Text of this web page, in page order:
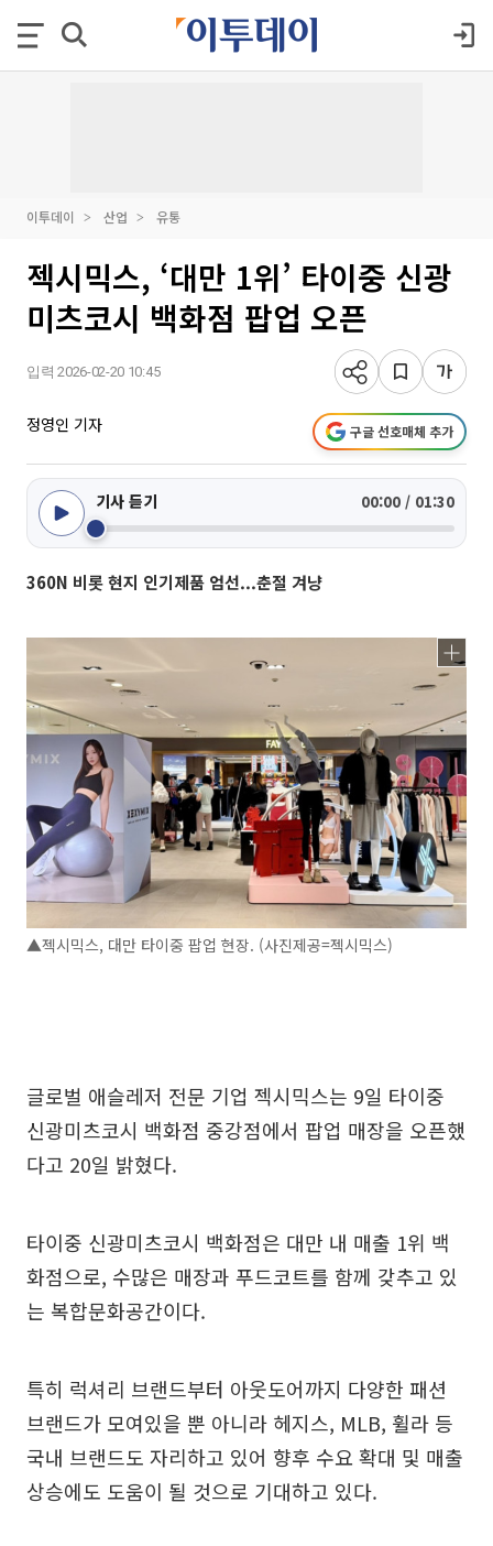
이투데이 산업 유통
젝시믹스, ‘대만 1위’ 타이중 신광
미츠코시 백화점 팝업 오픈
입력 2026-02-20 10:45
정영인 기자 구글 선호매체 추가
기사 듣기 00:00 / 01:30
360N 비롯 현지 인기제품 엄선...춘절 겨냥
▲젝시믹스, 대만 타이중 팝업 현장. (사진제공=젝시믹스)
글로벌 애슬레저 전문 기업 젝시믹스는 9일 타이중
신광미츠코시 백화점 중강점에서 팝업 매장을 오픈했
다고 20일 밝혔다.
타이중 신광미츠코시 백화점은 대만 내 매출 1위 백
화점으로, 수많은 매장과 푸드코트를 함께 갖추고 있
는 복합문화공간이다.
특히 럭셔리 브랜드부터 아웃도어까지 다양한 패션
브랜드가 모여있을 뿐 아니라 헤지스, MLB, 휠라 등
국내 브랜드도 자리하고 있어 향후 수요 확대 및 매출
상승에도 도움이 될 것으로 기대하고 있다.